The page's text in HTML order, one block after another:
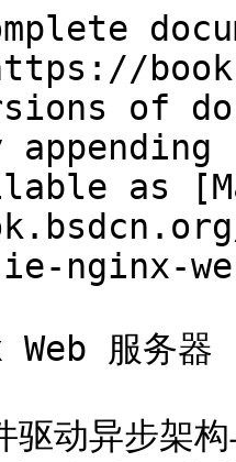
of
as
nginx-
服务器
动异步架构